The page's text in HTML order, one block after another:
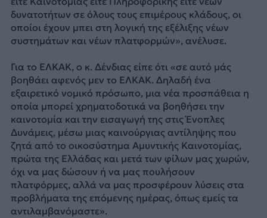
δυνατοτήτων σε όλους τους επιμέρους κλάδους, οι
οποίοι έχουν μπει στη λογική της εξέλιξης νέων
συστημάτων και νέων πλατφορμών», ανέλυσε.
Για το ΕΛΚΑΚ, ο κ. Δένδιας είπε ότι «σε αυτό μάς
βοηθάει αφενός μεν το ΕΛΚΑΚ. Δηλαδή ένα
εξαιρετικό νομικό πρόσωπο, μια νέα προσπάθεια η
οποία μπορεί χρηματοδοτικά να βοηθήσει την
καινοτομία και την εισαγωγή της στις Ένοπλες
Δυνάμεις, μέσω μιας καινούργιας αντίληψης που
ζητά από το οικοσύστημα Αμυντικής Καινοτομίας,
πρώτα της Ελλάδας και μετά των φίλων μας χωρών,
όχι να μας δώσουν ή να μας πουλήσουν
πλατφόρμες, αλλά να μας προσφέρουν λύσεις στα
προβλήματα της επόμενης ημέρας, όπως εμείς τα
αντιλαμβανόμαστε».